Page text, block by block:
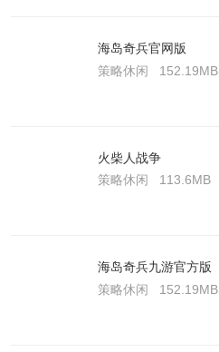
海岛奇兵官网版
策略休闲
152.19MB
火柴人战争
策略休闲
113.6MB
海岛奇兵九游官方版
策略休闲
152.19MB